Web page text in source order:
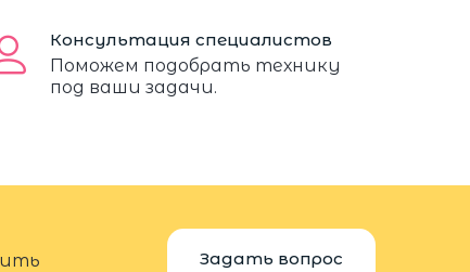
Консультация специалистов
Поможем подобрать технику
под ваши задачи.
Задать вопрос